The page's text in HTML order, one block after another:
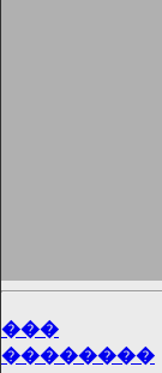
���
��������